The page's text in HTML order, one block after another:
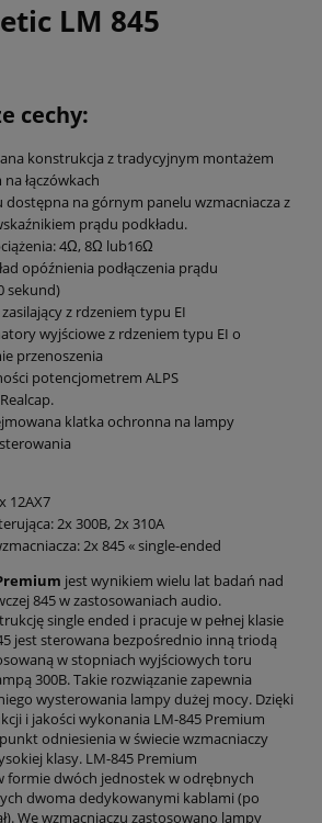
LM 845
cechy:
konstrukcja z tradycyjnym montażem
łączówkach
dostępna na górnym panelu wzmacniacza z
prądu podkładu.
4Ω, 8Ω lub16Ω
opóźnienia podłączenia prądu
sekund)
z rdzeniem typu EI
wyjściowe z rdzeniem typu EI o
przenoszenia
potencjometrem ALPS
klatka ochronna na lampy
12AX7
2x 300B, 2x 310A
2x 845 « single-ended
jest wynikiem wielu lat badań nad
845 w zastosowaniach audio.
single ended i pracuje w pełnej klasie
jest sterowana bezpośrednio inną triodą
w stopniach wyjściowych toru
300B. Takie rozwiązanie zapewnia
wysterowania lampy dużej mocy. Dzięki
i jakości wykonania LM-845 Premium
odniesienia w świecie wzmacniaczy
klasy. LM-845 Premium
formie dwóch jednostek w odrębnych
dwoma dedykowanymi kablami (po
We wzmacniaczu zastosowano lampy